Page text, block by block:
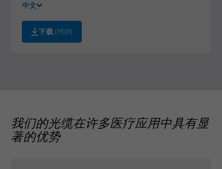
中文
English
下载 (PDF)
我们的光缆在许多医疗应用中具有显
著的优势